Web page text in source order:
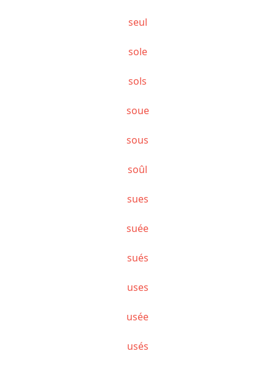
seul
sole
sols
soue
sous
soûl
sues
suée
sués
uses
usée
usés